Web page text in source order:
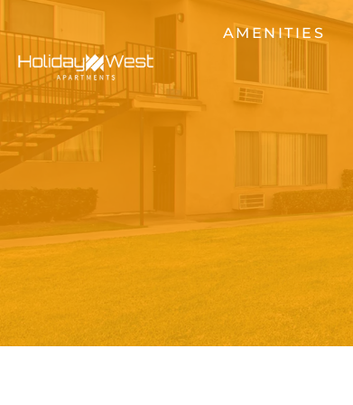
AMENITIES